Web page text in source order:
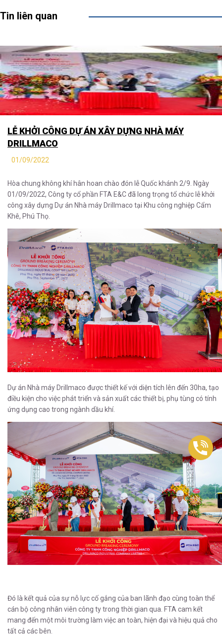
Tin liên quan
LỄ KHỞI CÔNG DỰ ÁN XÂY DỰNG NHÀ MÁY
DRILLMACO
01/09/2022
Hòa chung không khí hân hoan chào đón lễ Quốc khánh 2/9. Ngày
01/09/2022, Công ty cổ phần FTA E&C đã long trọng tổ chức lễ khởi
công xây dựng Dự án Nhà máy Drillmaco tại Khu công nghiệp Cẩm
Khê, Phú Thọ.
Dự án Nhà máy Drillmaco được thiết kế với diện tích lên đến 30ha, tạo
điều kiện cho việc phát triển và sản xuất các thiết bị, phụ tùng có tính
ứng dụng cao trong ngành dầu khí.
Đó là kết quả của sự nỗ lực cố gắng của ban lãnh đạo cùng toàn thể
cán bộ công nhân viên công ty trong thời gian qua. FTA cam kết
mang đến một môi trường làm việc an toàn, hiện đại và hiệu quả cho
tất cả các bên.